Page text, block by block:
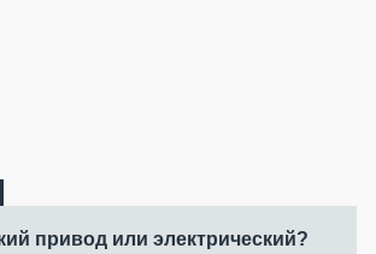
привод или электрический?